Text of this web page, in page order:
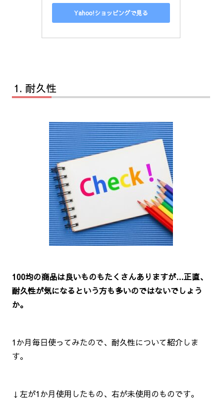
Yahoo!ショッピングで見る
耐久性
100均の商品は良いものもたくさんありますが…正直、
耐久性が気になるという方も多いのではないでしょう
か。
1か月毎日使ってみたので、耐久性について紹介しま
す。
↓左が1か月使用したもの、右が未使用のものです。